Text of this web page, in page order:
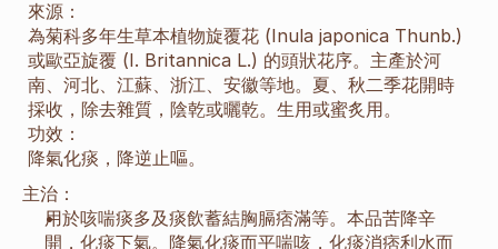
來源：
為菊科多年生草本植物旋覆花 (Inula japonica Thunb.)
或歐亞旋覆 (I. Britannica L.) 的頭狀花序。主產於河
南、河北、江蘇、浙江、安徽等地。夏、秋二季花開時
採收，除去雜質，陰乾或曬乾。生用或蜜炙用。
功效：
降氣化痰，降逆止嘔。
主治：
用於咳喘痰多及痰飲蓄結胸膈痞滿等。本品苦降辛
開，化痰下氣。降氣化痰而平喘咳，化痰消痞利水而